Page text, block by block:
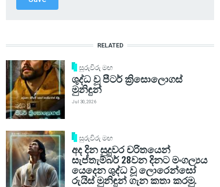
RELATED
සුරුවිරු මඟ
ශුද්ධ වූ පීටර් ක්‍රිසොලොගස්
මුනිඳුන්
Jul 30, 2026
සුරුවිරු මඟ
අද දින සුදුවර චරිතයෙන්
සැප්තැම්බර් 28වන දිනට මංගල්‍යය
යෙදෙන ශුද්ධ වූ ලොරෙන්සෝ
රුයිස් මුනිඳුන් ගැන කතා කරමු.